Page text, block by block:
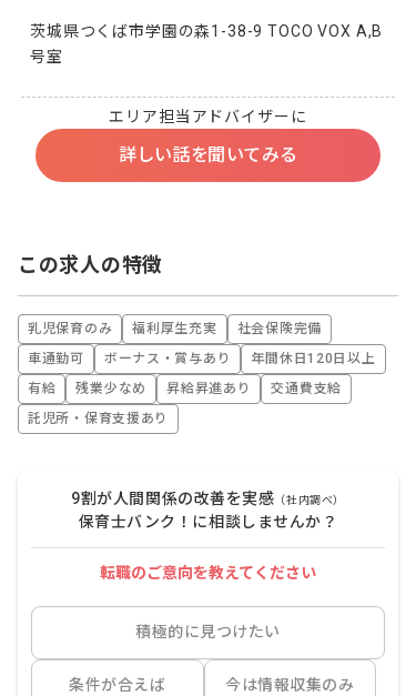
茨城県つくば市学園の森1-38-9 TOCO VOX A,B
号室
エリア担当アドバイザーに
詳しい話を聞いてみる
この求人の特徴
乳児保育のみ 福利厚生充実
社会保険完備
車通勤可
ボーナス・賞与あり
年間休日120日以上
有給
残業少なめ 昇給昇進あり
交通費支給
託児所・保育支援あり
9割が人間関係の改善を実感 （社内調べ）
保育士バンク！に相談しませんか？
転職のご意向を教えてください
積極的に見つけたい
条件が合えば 今は情報収集のみ